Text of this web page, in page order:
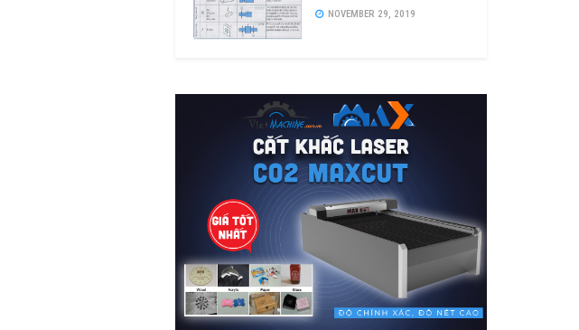
NOVEMBER 29, 2019